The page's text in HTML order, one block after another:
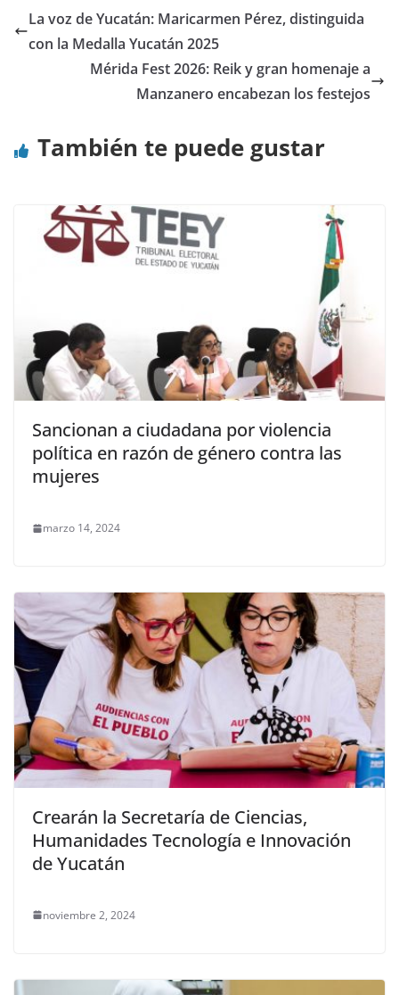
La voz de Yucatán: Maricarmen Pérez, distinguida
con la Medalla Yucatán 2025
Mérida Fest 2026: Reik y gran homenaje a
Manzanero encabezan los festejos
También te puede gustar
Sancionan a ciudadana por violencia
política en razón de género contra las
mujeres
marzo 14, 2024
Crearán la Secretaría de Ciencias,
Humanidades Tecnología e Innovación
de Yucatán
noviembre 2, 2024